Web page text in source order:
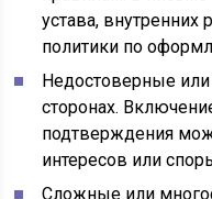
устава, внутренних
политики по
Недостоверные
сторонах.
подтверждения
интересов или
Сложные или